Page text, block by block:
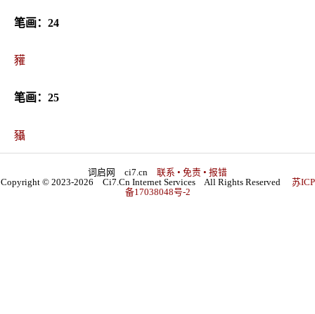
笔画：24
䝔
笔画：25
䝕
词启网 ci7.cn 联系 • 免责 • 报错
Copyright © 2023-2026 Ci7.Cn Internet Services All Rights Reserved 苏ICP
备17038048号-2